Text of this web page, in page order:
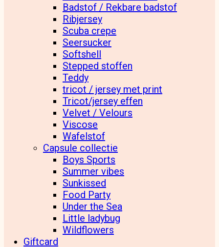
Badstof / Rekbare badstof
Ribjersey
Scuba crepe
Seersucker
Softshell
Stepped stoffen
Teddy
tricot / jersey met print
Tricot/jersey effen
Velvet / Velours
Viscose
Wafelstof
Capsule collectie
Boys Sports
Summer vibes
Sunkissed
Food Party
Under the Sea
Little ladybug
Wildflowers
Giftcard